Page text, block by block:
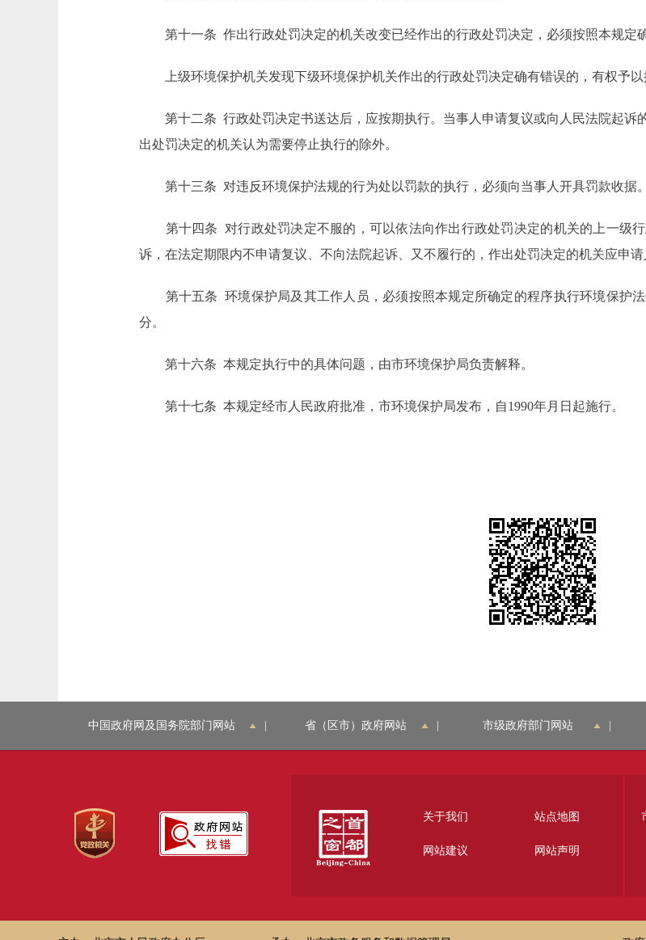
第十一条 作出行政处罚决定的机关改变已经作出的行政处罚决定，必须按照本规定确
上级环境保护机关发现下级环境保护机关作出的行政处罚决定确有错误的，有权予以
第十二条 行政处罚决定书送达后，应按期执行。当事人申请复议或向人民法院起诉
出处罚决定的机关认为需要停止执行的除外。
第十三条 对违反环境保护法规的行为处以罚款的执行，必须向当事人开具罚款收据。
第十四条 对行政处罚决定不服的，可以依法向作出行政处罚决定的机关的上一级行
诉，在法定期限内不申请复议、不向法院起诉、又不履行的，作出处罚决定的机关应申请
第十五条 环境保护局及其工作人员，必须按照本规定所确定的程序执行环境保护法
分。
第十六条 本规定执行中的具体问题，由市环境保护局负责解释。
第十七条 本规定经市人民政府批准，市环境保护局发布，自1990年月日起施行。
中国政府网及国务院部门网站 省（区市）政府网站 市级政府部门网站
关于我们 站点地图
网站建议 网站声明